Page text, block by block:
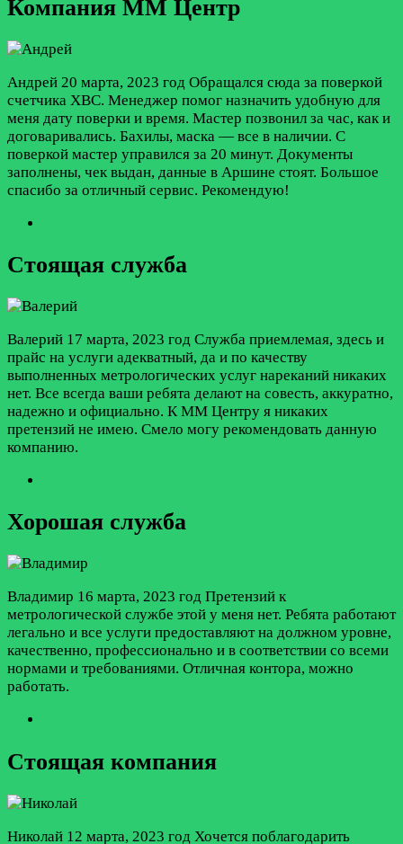
Компания ММ Центр
Андрей 20 марта, 2023 год Обращался сюда за поверкой
счетчика ХВС. Менеджер помог назначить удобную для
меня дату поверки и время. Мастер позвонил за час, как и
договаривались. Бахилы, маска — все в наличии. С
поверкой мастер управился за 20 минут. Документы
заполнены, чек выдан, данные в Аршине стоят. Большое
спасибо за отличный сервис. Рекомендую!
Стоящая служба
Валерий 17 марта, 2023 год Служба приемлемая, здесь и
прайс на услуги адекватный, да и по качеству
выполненных метрологических услуг нареканий никаких
нет. Все всегда ваши ребята делают на совесть, аккуратно,
надежно и официально. К ММ Центру я никаких
претензий не имею. Смело могу рекомендовать данную
компанию.
Хорошая служба
Владимир 16 марта, 2023 год Претензий к
метрологической службе этой у меня нет. Ребята работают
легально и все услуги предоставляют на должном уровне,
качественно, профессионально и в соответствии со всеми
нормами и требованиями. Отличная контора, можно
работать.
Стоящая компания
Николай 12 марта, 2023 год Хочется поблагодарить